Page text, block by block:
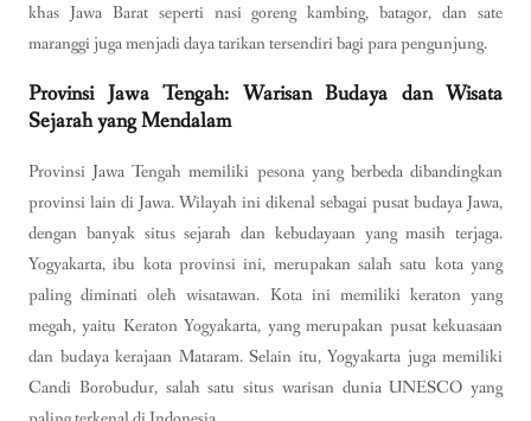
khas Jawa Barat seperti nasi goreng kambing, batagor, dan sate
maranggi juga menjadi daya tarikan tersendiri bagi para pengunjung.
Provinsi Jawa Tengah: Warisan Budaya dan Wisata
Sejarah yang Mendalam
Provinsi Jawa Tengah memiliki pesona yang berbeda dibandingkan
provinsi lain di Jawa. Wilayah ini dikenal sebagai pusat budaya Jawa,
dengan banyak situs sejarah dan kebudayaan yang masih terjaga.
Yogyakarta, ibu kota provinsi ini, merupakan salah satu kota yang
paling diminati oleh wisatawan. Kota ini memiliki keraton yang
megah, yaitu Keraton Yogyakarta, yang merupakan pusat kekuasaan
dan budaya kerajaan Mataram. Selain itu, Yogyakarta juga memiliki
Candi Borobudur, salah satu situs warisan dunia UNESCO yang